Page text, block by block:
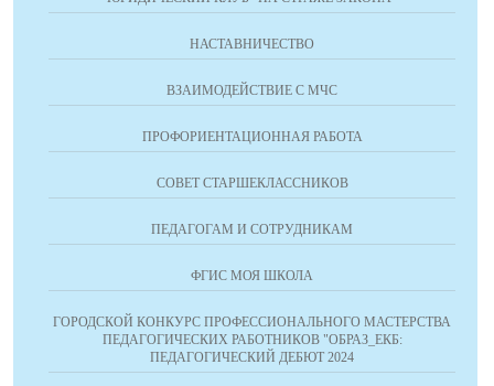
НАСТАВНИЧЕСТВО
ВЗАИМОДЕЙСТВИЕ С МЧС
ПРОФОРИЕНТАЦИОННАЯ РАБОТА
СОВЕТ СТАРШЕКЛАССНИКОВ
ПЕДАГОГАМ И СОТРУДНИКАМ
ФГИС МОЯ ШКОЛА
ГОРОДСКОЙ КОНКУРС ПРОФЕССИОНАЛЬНОГО МАСТЕРСТВА
ПЕДАГОГИЧЕСКИХ РАБОТНИКОВ "ОБРАЗ_ЕКБ:
ПЕДАГОГИЧЕСКИЙ ДЕБЮТ 2024